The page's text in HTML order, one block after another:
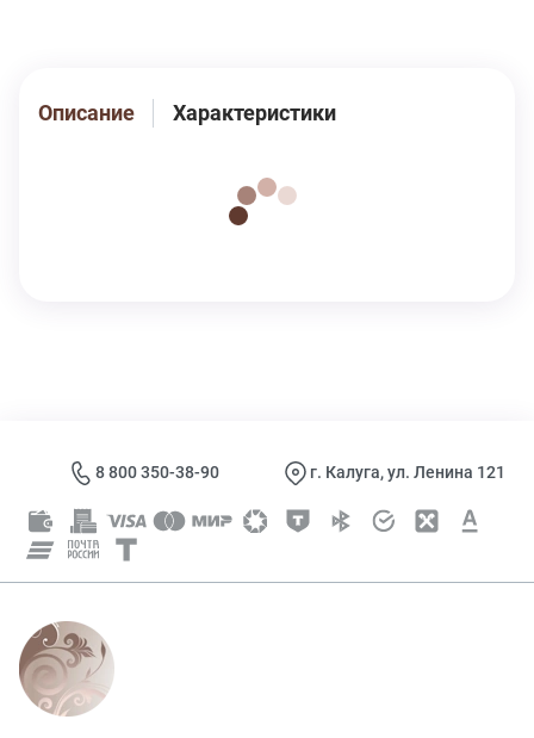
Описание Характеристики
8 800 350-38-90 г. Калуга, ул. Ленина 121